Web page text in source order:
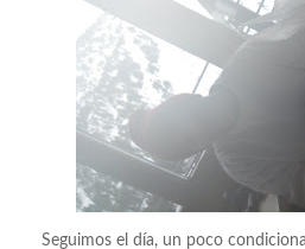
Seguimos el día, un poco